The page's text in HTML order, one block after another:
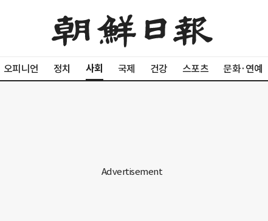
오피니언 정치 사회 국제 건강 스포츠 문화·연예